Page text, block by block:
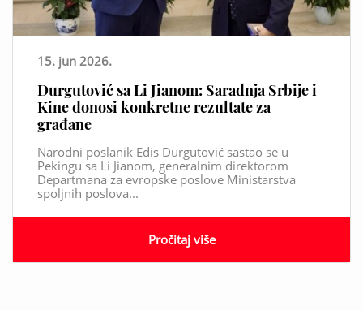
15. jun 2026.
Durgutović sa Li Jianom: Saradnja Srbije i
Kine donosi konkretne rezultate za
građane
Narodni poslanik Edis Durgutović sastao se u
Pekingu sa Li Jianom, generalnim direktorom
Departmana za evropske poslove Ministarstva
spoljnih poslova...
Pročitaj više